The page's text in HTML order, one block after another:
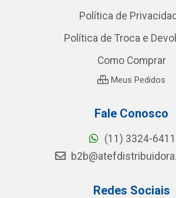
Política de
Política de Troca e
Como Comprar
Meus Pedidos
Fale Conosco
(11) 3324-6411
Redes Sociais